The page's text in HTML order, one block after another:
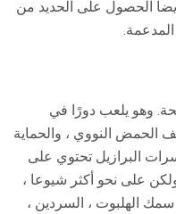
الحصول على الحديد من
وهو يلعب دورًا في
الحمض النووي ، والحماية
البرازيل تحتوي على
على نحو أكثر شيوعا ،
الهلبوت ، السردين ،